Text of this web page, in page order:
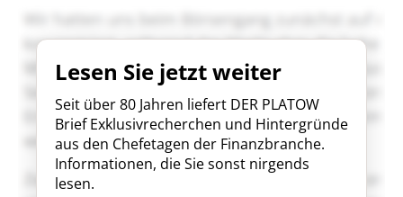
Lesen Sie jetzt weiter
Seit über 80 Jahren liefert DER PLATOW
Brief Exklusivrecherchen und Hintergründe
aus den Chefetagen der Finanzbranche.
Informationen, die Sie sonst nirgends
lesen.